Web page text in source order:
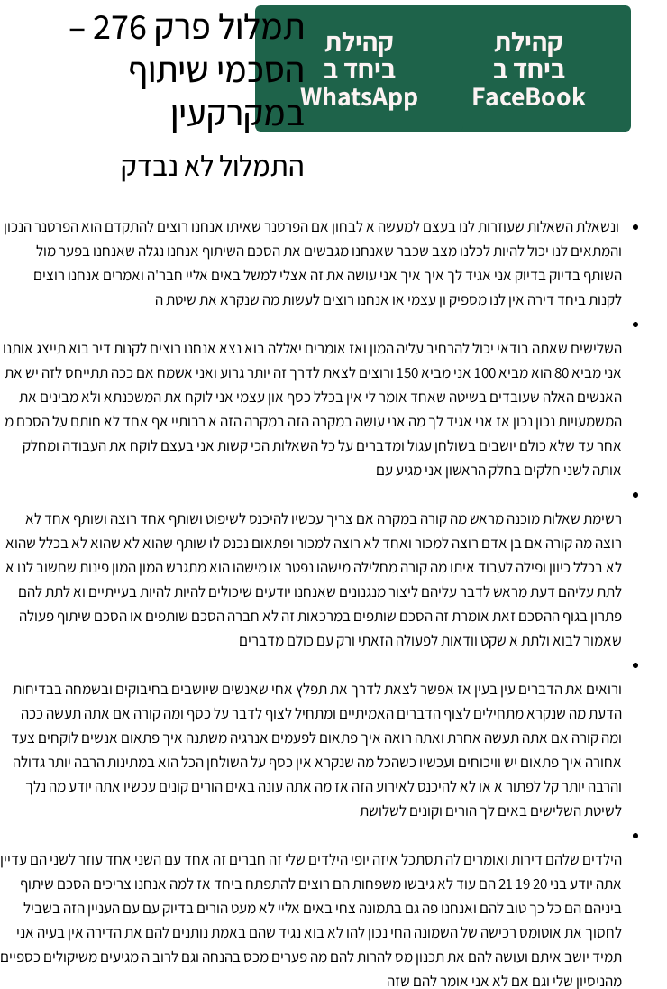
קהילת
ביחד ב
FaceBook
קהילת
ביחד ב
WhatsApp
תמלול פרק 276 –
הסכמי שיתוף
במקרקעין
התמלול לא נבדק
ונשאלת השאלות שעוזרות לנו בעצם למעשה א לבחון אם הפרטנר שאיתו אנחנו רוצים להתקדם הוא הפרטנר הנכון
והמתאים לנו יכול להיות לכלנו מצב שכבר שאנחנו מגבשים את הסכם השיתוף אנחנו נגלה שאנחנו בפער מול
השותף בדיוק בדיוק אני אגיד לך איך איך אני עושה את זה אצלי למשל באים אליי חבר'ה ואמרים אנחנו רוצים
לקנות ביחד דירה אין לנו מספיק ון עצמי או אנחנו רוצים לעשות מה שנקרא את שיטת ה
השלישים שאתה בודאי יכול להרחיב עליה המון ואז אומרים יאללה בוא נצא אנחנו רוצים לקנות דיר בוא תייצג אותנו
אני מביא 80 הוא מביא 100 אני מביא 150 ורוצים לצאת לדרך זה יותר גרוע ואני אשמח אם ככה תתייחס לזה יש את
האנשים האלה שעובדים בשיטה שאחד אומר לי אין בכלל כסף און עצמי אני לוקח את המשכנתא ולא מבינים את
המשמעויות נכון נכון אז אני אגיד לך מה אני עושה במקרה הזה במקרה הזה א רבותיי אף אחד לא חותם על הסכם מ
אחר עד שלא כולם יושבים בשולחן עגול ומדברים על כל השאלות הכי קשות אני בעצם לוקח את העבודה ומחלק
אותה לשני חלקים בחלק הראשון אני מגיע עם
רשימת שאלות מוכנה מראש מה קורה במקרה אם צריך עכשיו להיכנס לשיפוט ושותף אחד רוצה ושותף אחד לא
רוצה מה קורה אם בן אדם רוצה למכור ואחד לא רוצה למכור ופתאום נכנס לו שותף שהוא לא שהוא לא בכלל שהוא
לא בכלל כיוון ופילה לעבוד איתו מה קורה מחלילה מישהו נפטר או מישהו הוא מתגרש המון המון פינות שחשוב לנו א
לתת עליהם דעת מראש לדבר עליהם ליצור מנגנונים שאנחנו יודעים שיכולים להיות להיות בעייתיים וא לתת להם
פתרון בגוף ההסכם זאת אומרת זה הסכם שותפים במרכאות זה לא חברה הסכם שותפים או הסכם שיתוף פעולה
שאמור לבוא ולתת א שקט וודאות לפעולה הזאתי ורק עם כולם מדברים
ורואים את הדברים עין בעין אז אפשר לצאת לדרך את תפלץ אחי שאנשים שיושבים בחיבוקים ובשמחה בבדיחות
הדעת מה שנקרא מתחילים לצוף הדברים האמיתיים ומתחיל לצוף לדבר על כסף ומה קורה אם אתה תעשה ככה
ומה קורה אם אתה תעשה אחרת ואתה רואה איך פתאום לפעמים אנרגיה משתנה איך פתאום אנשים לוקחים צעד
אחורה איך פתאום יש וויכוחים ועכשיו כשהכל מה שנקרא אין כסף על השולחן הכל הוא במתינות הרבה יותר גדולה
והרבה יותר קל לפתור א או לא להיכנס לאירוע הזה אז מה אתה עונה באים הורים קונים עכשיו אתה יודע מה נלך
לשיטת השלישים באים לך הורים וקונים לשלושת
הילדים שלהם דירות ואומרים לה תסתכל איזה יופי הילדים שלי זה חברים זה אחד עם השני אחד עוזר לשני הם עדיין
אתה יודע בני 20 19 21 הם עוד לא גיבשו משפחות הם רוצים להתפתח ביחד אז למה אנחנו צריכים הסכם שיתוף
ביניהם הם כל כך טוב להם ואנחנו פה גם בתמונה צחי באים אליי לא מעט הורים בדיוק עם עם העניין הזה בשביל
לחסוך את אוטומס רכישה של השמונה החי נכון להו לא בוא נגיד שהם באמת נותנים להם את הדירה אין בעיה אני
תמיד יושב איתם ועושה להם את תכנון מס להרות להם מה פערים מכס בהנחה וגם לרוב ה מגיעים משיקולים כספיים
מהניסיון שלי וגם אם לא אני אומר להם שזה